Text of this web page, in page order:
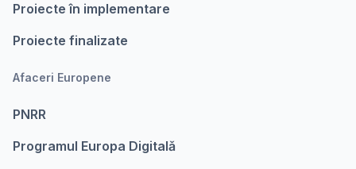
Proiecte în implementare
Proiecte finalizate
Afaceri Europene
PNRR
Programul Europa Digitalǎ